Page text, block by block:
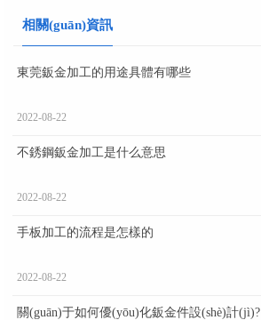
相關(guān)資訊
東莞鈑金加工的用途具體有哪些
2022-08-22
不銹鋼鈑金加工是什么意思
2022-08-22
手板加工的流程是怎樣的
2022-08-22
關(guān)于如何優(yōu)化鈑金件設(shè)計(jì)?